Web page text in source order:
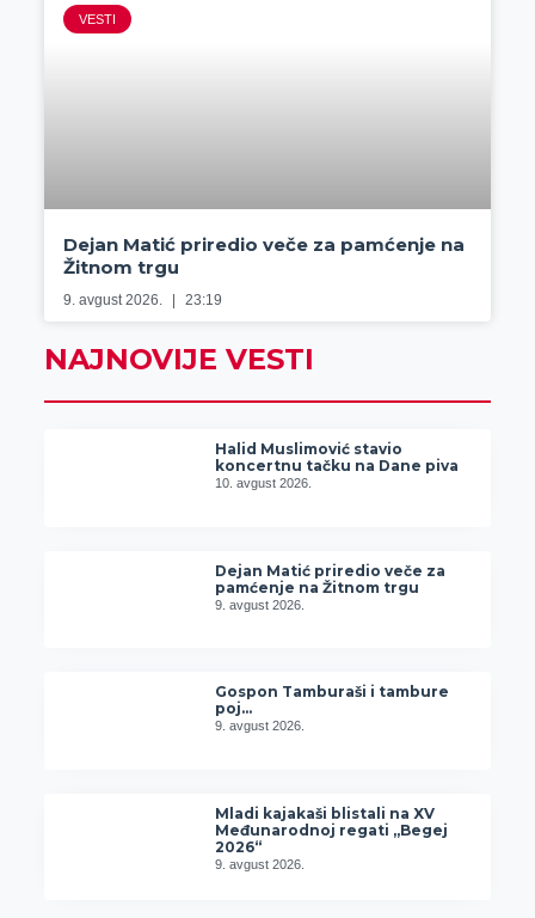
VESTI
Dejan Matić priredio veče za pamćenje na
Žitnom trgu
9. avgust 2026. 23:19
NAJNOVIJE VESTI
Halid Muslimović stavio
koncertnu tačku na Dane piva
10. avgust 2026.
Dejan Matić priredio veče za
pamćenje na Žitnom trgu
9. avgust 2026.
Gospon Tamburaši i tambure
poj…
9. avgust 2026.
Mladi kajakaši blistali na XV
Međunarodnoj regati „Begej
2026“
9. avgust 2026.